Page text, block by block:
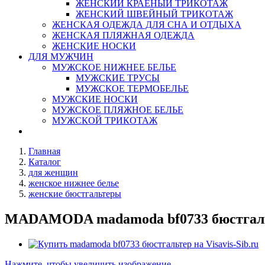
ЖЕНСКИЙ КРАЕНЫЙ ТРИКОТАЖ
ЖЕНСКИЙ ШВЕЙНЫЙ ТРИКОТАЖ
ЖЕНСКАЯ ОДЕЖДА ДЛЯ СНА И ОТДЫХА
ЖЕНСКАЯ ПЛЯЖНАЯ ОДЕЖДА
ЖЕНСКИЕ НОСКИ
ДЛЯ МУЖЧИН
МУЖСКОЕ НИЖНЕЕ БЕЛЬЕ
МУЖСКИЕ ТРУСЫ
МУЖСКОЕ ТЕРМОБЕЛЬЕ
МУЖСКИЕ НОСКИ
МУЖСКОЕ ПЛЯЖНОЕ БЕЛЬЕ
МУЖСКОЙ ТРИКОТАЖ
Главная
Каталог
для женщин
женское нижнее белье
женские бюстгальтеры
MADAMODA madamoda bf0733